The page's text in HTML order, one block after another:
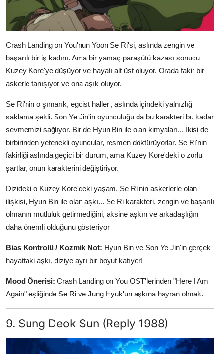
Crash Landing on You'nun Yoon Se Ri'si, aslında zengin ve
başarılı bir iş kadını. Ama bir yamaç paraşütü kazası sonucu
Kuzey Kore'ye düşüyor ve hayatı alt üst oluyor. Orada fakir bir
askerle tanışıyor ve ona aşık oluyor.
Se Ri'nin o şımarık, egoist halleri, aslında içindeki yalnızlığı
saklama şekli. Son Ye Jin'in oyunculuğu da bu karakteri bu kadar
sevmemizi sağlıyor. Bir de Hyun Bin ile olan kimyaları... İkisi de
birbirinden yetenekli oyuncular, resmen döktürüyorlar. Se Ri'nin
fakirliği aslında geçici bir durum, ama Kuzey Kore'deki o zorlu
şartlar, onun karakterini değiştiriyor.
Dizideki o Kuzey Kore'deki yaşam, Se Ri'nin askerlerle olan
ilişkisi, Hyun Bin ile olan aşkı... Se Ri karakteri, zengin ve başarılı
olmanın mutluluk getirmediğini, aksine aşkın ve arkadaşlığın
daha önemli olduğunu gösteriyor.
Bias Kontrolü / Kozmik Not: Hyun Bin ve Son Ye Jin'in gerçek
hayattaki aşkı, diziye ayrı bir boyut katıyor!
Mood Önerisi: Crash Landing on You OST'lerinden "Here I Am
Again" eşliğinde Se Ri ve Jung Hyuk'un aşkına hayran olmak.
9. Sung Deok Sun (Reply 1988)